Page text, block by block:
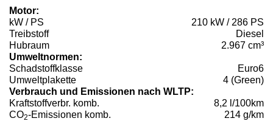
Motor:
kW / PS
210 kW / 286 PS
Treibstoff
Diesel
Hubraum
2.967 cm³
Umweltnormen:
Schadstoffklasse
Euro6
Umweltplakette
4 (Green)
Verbrauch und Emissionen nach WLTP:
Kraftstoffverbr. komb.
8,2 l/100km
CO2-Emissionen komb.
214 g/km